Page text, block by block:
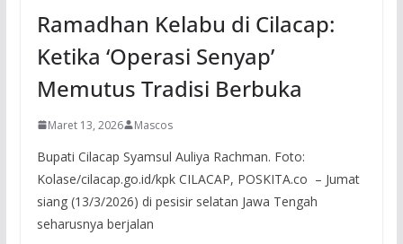
Ramadhan Kelabu di Cilacap:
Ketika ‘Operasi Senyap’
Memutus Tradisi Berbuka
Maret 13, 2026 Mascos
Bupati Cilacap Syamsul Auliya Rachman. Foto:
Kolase/cilacap.go.id/kpk CILACAP, POSKITA.co – Jumat
siang (13/3/2026) di pesisir selatan Jawa Tengah
seharusnya berjalan